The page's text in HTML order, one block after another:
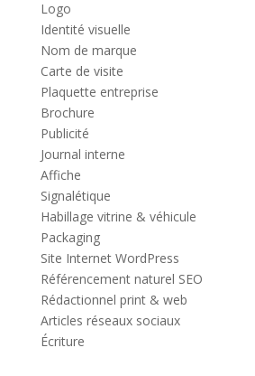
Logo
Identité visuelle
Nom de marque
Carte de visite
Plaquette entreprise
Brochure
Publicité
Journal interne
Affiche
Signalétique
Habillage vitrine & véhicule
Packaging
Site Internet WordPress
Référencement naturel SEO
Rédactionnel print & web
Articles réseaux sociaux
Écriture